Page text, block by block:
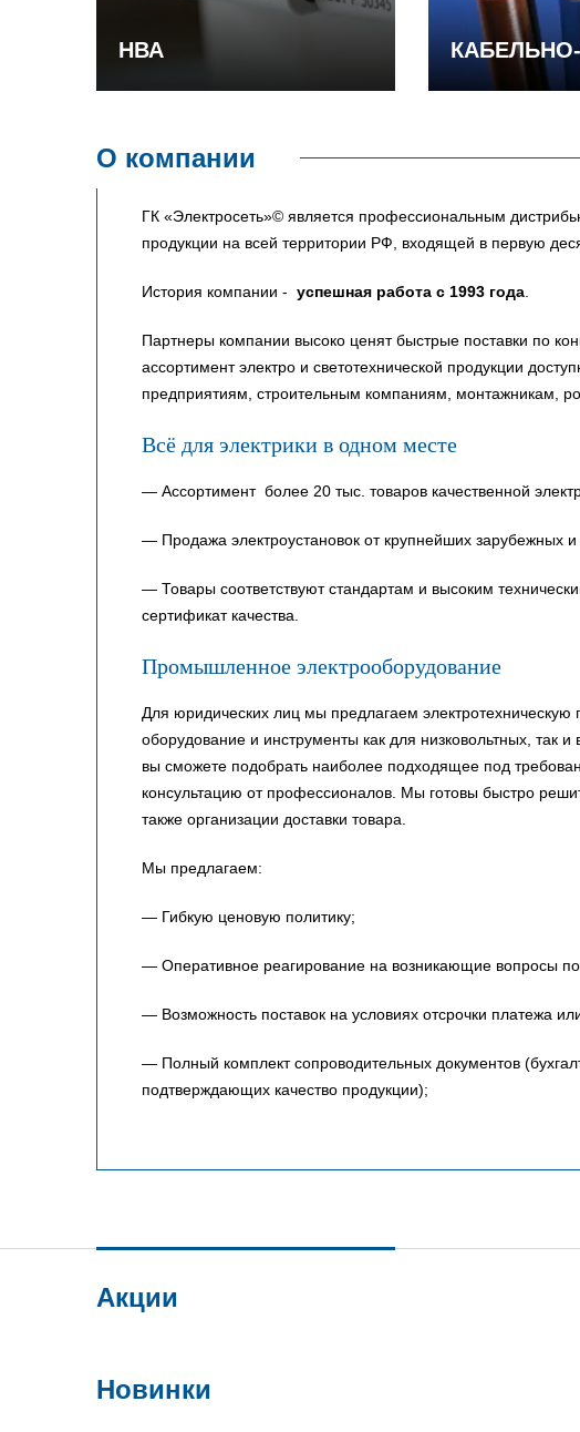
НВА
О компании
ГК «Электросеть»© является профессиональным
продукции на всей территории РФ, входящей в первую
История компании - успешная работа с 1993 года
Партнеры компании высоко ценят быстрые поставки по
ассортимент электро и светотехнической продукции
предприятиям, строительным компаниям, монтажникам,
Всё для электрики в одном месте
— Ассортимент более 20 тыс. товаров качественной
— Продажа электроустановок от крупнейших зарубежных и
— Товары соответствуют стандартам и высоким
сертификат качества.
Промышленное электрооборудование
Для юридических лиц мы предлагаем
оборудование и инструменты как для низковольтных, так
вы сможете подобрать наиболее подходящее под
консультацию от профессионалов. Мы готовы быстро
также организации доставки товара.
Мы предлагаем:
— Гибкую ценовую политику;
— Оперативное реагирование на возникающие вопросы по
— Возможность поставок на условиях отсрочки платежа
— Полный комплект сопроводительных документов
подтверждающих качество продукции);
Акции
Новинки